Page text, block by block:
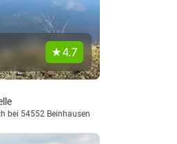
4.7
bei 54552 Beinhausen